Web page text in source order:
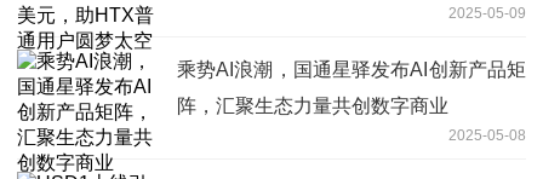
2025-05-09
乘势AI浪潮，国通星驿发布AI创新产品矩
阵，汇聚生态力量共创数字商业
2025-05-08